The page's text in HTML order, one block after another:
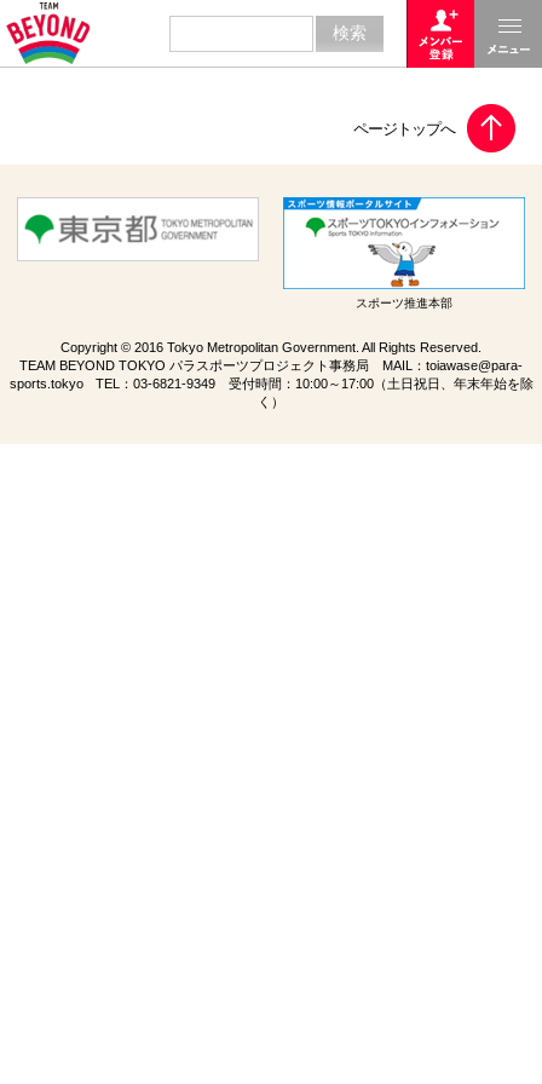
スポーツ推進本部
Copyright © 2016 Tokyo Metropolitan Government. All Rights Reserved.
TEAM BEYOND TOKYO パラスポーツプロジェクト事務局 MAIL： toiawase@para-
sports.tokyoTEL： 03-6821-9349受付時間：10:00～17:00（土日祝日、年末年始を除
く）